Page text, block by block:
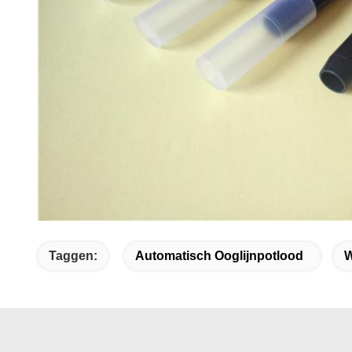
Taggen: Automatisch Ooglijnpotlood